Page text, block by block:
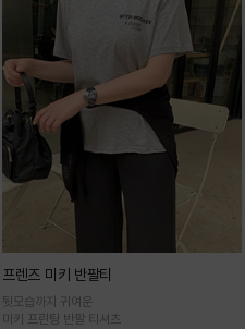
프렌즈 미키 반팔티
뒷모습까지 귀여운
미키 프린팅 반팔 티셔츠